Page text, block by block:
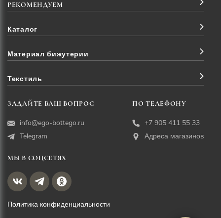
РЕКОМЕНДУЕМ
Каталог
Материал бижутерии
Текстиль
ЗАДАЙТЕ ВАШ ВОПРОС
info@ego-bottego.ru
Telegram
ПО ТЕЛЕФОНУ
+7 905 411 55 33
Адреса магазинов
МЫ В СОЦСЕТЯХ
Политика конфиденциальности